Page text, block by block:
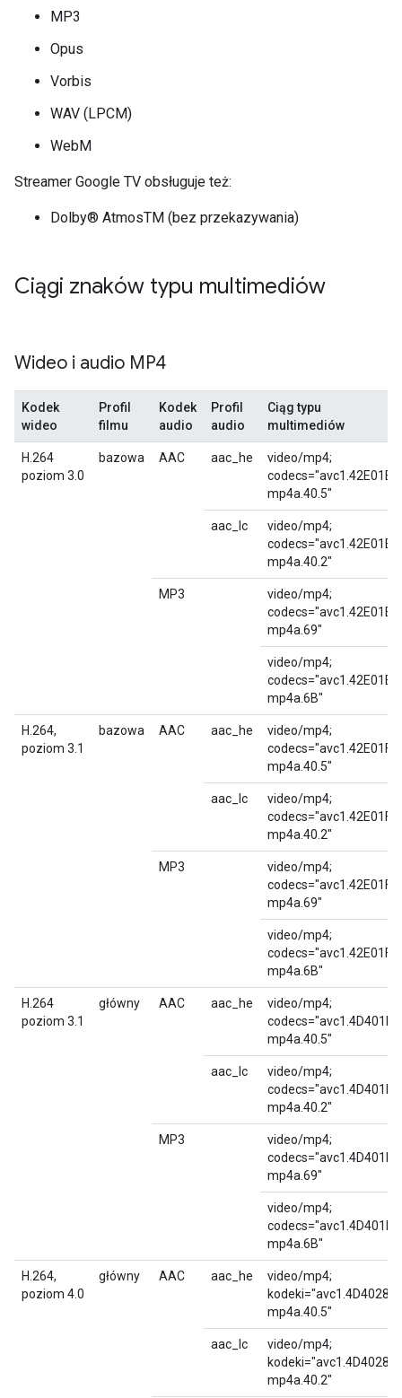
MP3
Opus
Vorbis
WAV (LPCM)
WebM
Streamer Google TV obsługuje też:
Dolby® AtmosTM (bez przekazywania)
Ciągi znaków typu multimediów
Wideo i audio MP4
Kodek
wideo
Profil
filmu
Kodek
audio
Profil
audio
Ciąg typu
multimediów
H.264
poziom 3.0
bazowa AAC aac_he
video/mp4;
codecs="avc1.42E01E,
mp4a.40.5"
aac_lc
video/mp4;
codecs="avc1.42E01E,
mp4a.40.2"
MP3
video/mp4;
codecs="avc1.42E01E,
mp4a.69"
video/mp4;
codecs="avc1.42E01E,
mp4a.6B"
H.264,
poziom 3.1
bazowa AAC aac_he
video/mp4;
codecs="avc1.42E01F,
mp4a.40.5"
aac_lc
video/mp4;
codecs="avc1.42E01F,
mp4a.40.2"
MP3
video/mp4;
codecs="avc1.42E01F,
mp4a.69"
video/mp4;
codecs="avc1.42E01F,
mp4a.6B"
H.264
poziom 3.1
główny AAC aac_he
video/mp4;
codecs="avc1.4D401F,
mp4a.40.5"
aac_lc
video/mp4;
codecs="avc1.4D401F,
mp4a.40.2"
MP3
video/mp4;
codecs="avc1.4D401F,
mp4a.69"
video/mp4;
codecs="avc1.4D401F,
mp4a.6B"
H.264,
poziom 4.0
główny AAC aac_he
video/mp4;
kodeki="avc1.4D4028,
mp4a.40.5"
aac_lc
video/mp4;
kodeki="avc1.4D4028,
mp4a.40.2"